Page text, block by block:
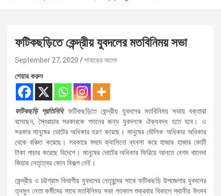
ফটিকছড়িতে কেন্দ্রীয় যুবদলের মতবিনিময় সভা
September 27, 2020 পাহাড়ের আলো
শেয়ার করুন
ফটিকছড়ি প্রতিনিধি: ফটিকছড়িতে কেন্দ্রীয় যুবদলের মতবিনিময় সভায় বক্তারা
বলেছেন, স্বৈরাচার সরকারকে পতনের জন্য যুবদলকে ঐক্যবদ্ধ হতে হবে। এ
সরকার মানুষের ভোটের অধিকার হরণ করেছে। মানুষের মৌলিক অধিকার অধিকার
থেকে বঞ্চিত করেছে। সরকারে মদদে ক্যাসিনো ব্যবসা করে হাজার হাজার কোটি
টাকা পাচার করেছে বিদেশে। মানুষের ভোটের অধিকার ফিরিয়ে আনতে বেগম খালেদা
জিয়ার নেতৃত্বের কোন বিকল্প নেই।
কেন্দ্রীয় ও চট্টগ্রাম বিভাগীয় যুবদলের নেতৃবৃন্দের সাথে ফটিকছড়ি উপজেলার যুবদলের
তৃনমুল নেতা কর্মীদের সাথে মতবিনিময় সভা গতকাল শুক্রবার বিকালে স্থানীয় উৎসব